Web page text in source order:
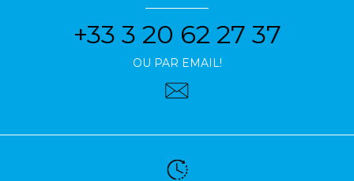
+33 3 20 62 27 37
OU PAR EMAIL!